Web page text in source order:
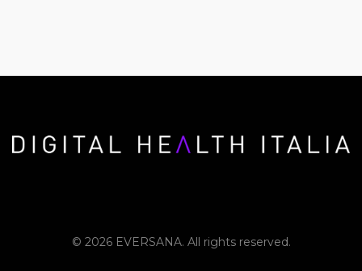
© 2026 EVERSANA. All rights reserved.